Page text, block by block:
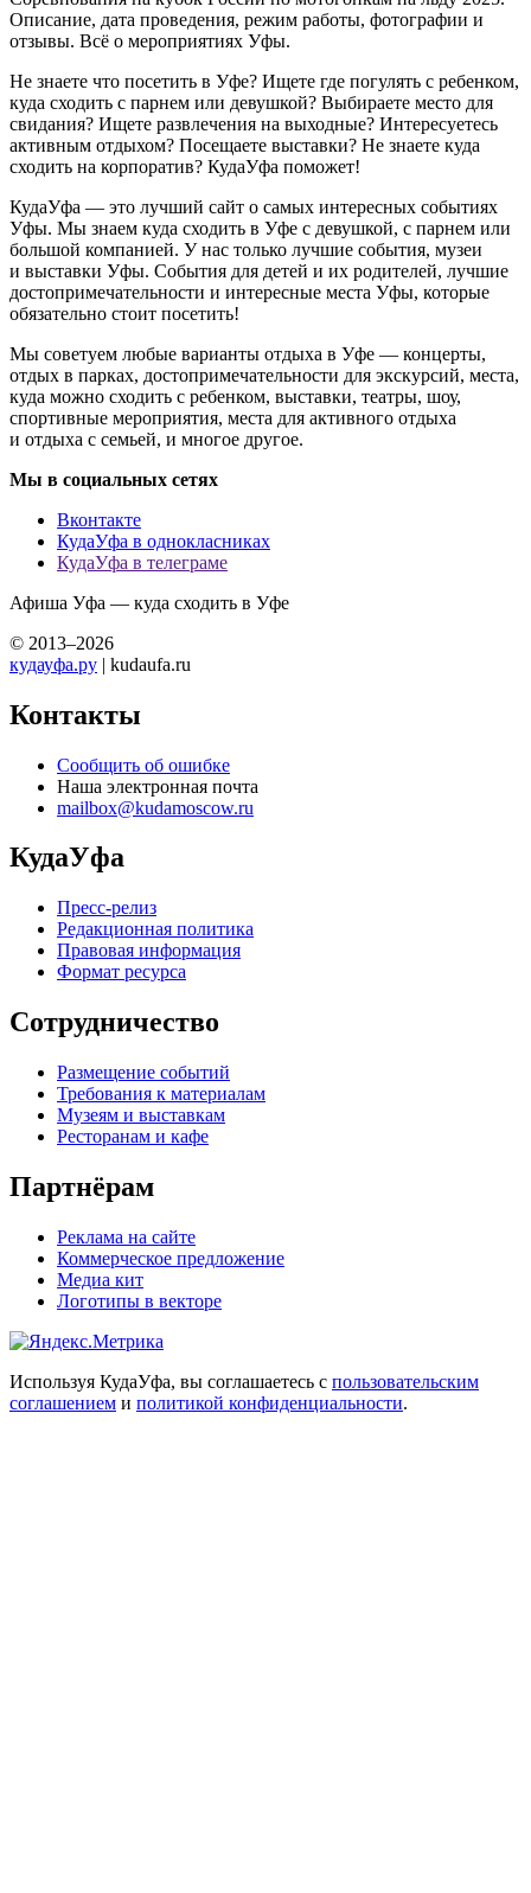
Описание, дата проведения, режим работы, фотографии и
отзывы. Всё о мероприятиях Уфы.
Не знаете что посетить в Уфе? Ищете где погулять с ребенком,
куда сходить с парнем или девушкой? Выбираете место для
свидания? Ищете развлечения на выходные? Интересуетесь
активным отдыхом? Посещаете выставки? Не знаете куда
сходить на корпоратив? КудаУфа поможет!
КудаУфа — это лучший сайт о самых интересных событиях
Уфы. Мы знаем куда сходить в Уфе с девушкой, с парнем или
большой компанией. У нас только лучшие события, музеи
и выставки Уфы. События для детей и их родителей, лучшие
достопримечательности и интересные места Уфы, которые
обязательно стоит посетить!
Мы советуем любые варианты отдыха в Уфе — концерты,
отдых в парках, достопримечательности для экскурсий, места,
куда можно сходить с ребенком, выставки, театры, шоу,
спортивные мероприятия, места для активного отдыха
и отдыха с семьей, и многое другое.
Мы в социальных сетях
Вконтакте
КудаУфа в однокласниках
КудаУфа в телеграме
Афиша Уфа — куда сходить в Уфе
© 2013–2026
кудауфа.ру | kudaufa.ru
Контакты
Сообщить об ошибке
Наша электронная почта
mailbox@kudamoscow.ru
КудаУфа
Пресс-релиз
Редакционная политика
Правовая информация
Формат ресурса
Сотрудничество
Размещение событий
Требования к материалам
Музеям и выставкам
Ресторанам и кафе
Партнёрам
Реклама на сайте
Коммерческое предложение
Медиа кит
Логотипы в векторе
Используя КудаУфа, вы соглашаетесь с пользовательским
соглашением и политикой конфиденциальности.